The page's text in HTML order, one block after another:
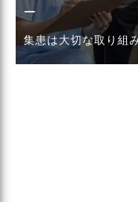
ー
集患は大切な取り組